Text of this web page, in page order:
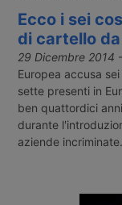
Ecco i sei
di cartello da
29 Dicembre 2014
Europea accusa
sette presenti in
ben quattordici
durante
aziende incriminate.